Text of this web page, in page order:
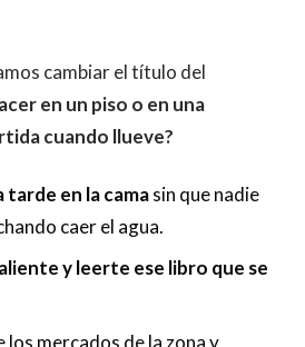
cambiar el título del
en un piso o en una
cuando llueve?
en la camasin que nadie
caer el agua.
y leerte ese libro que se
los mercados de la zona y